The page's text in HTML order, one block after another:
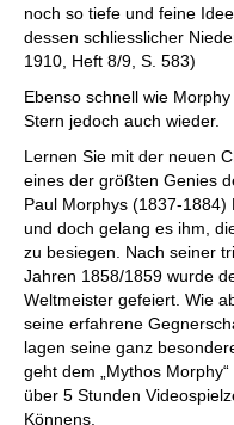
noch so tiefe und feine
dessen schliesslicher
1910, Heft 8/9, S. 583)
Ebenso schnell wie
Stern jedoch auch wieder.
Lernen Sie mit der neuen
eines der größten Genies
Paul Morphys (1837-
und doch gelang es ihm,
zu besiegen. Nach seiner
Jahren 1858/1859 wurde
Weltmeister gefeiert. Wie
seine erfahrene
lagen seine ganz
geht dem „Mythos
über 5 Stunden
Könnens.